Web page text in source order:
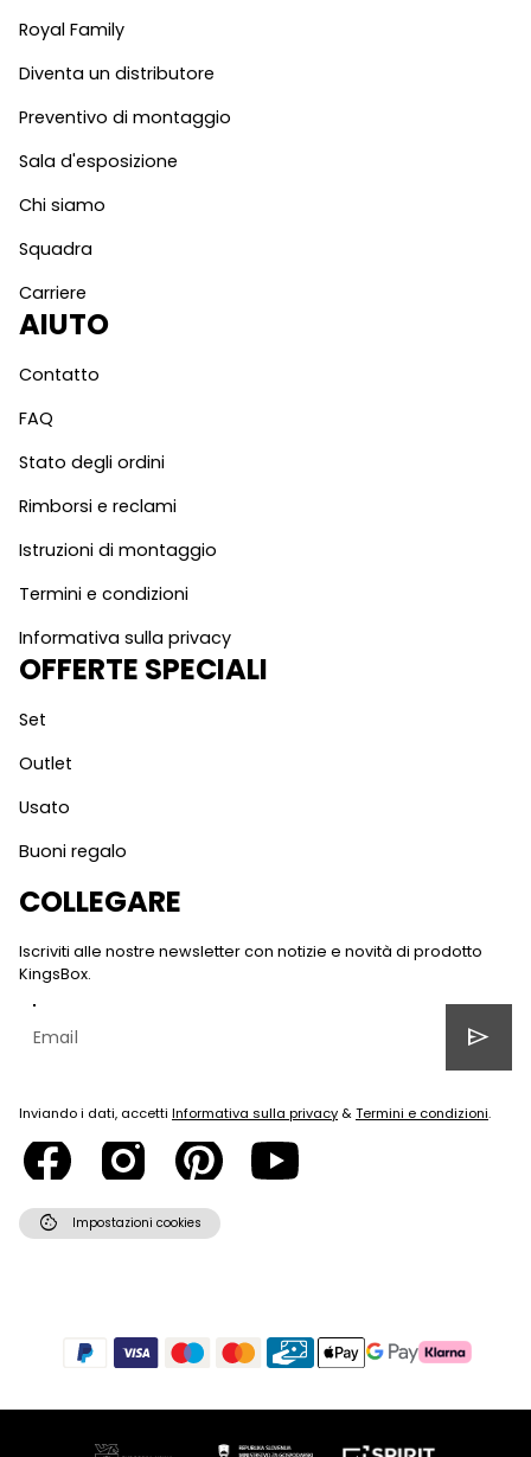
Royal Family
Diventa un distributore
Preventivo di montaggio
Sala d'esposizione
Chi siamo
Squadra
Carriere
AIUTO
Contatto
FAQ
Stato degli ordini
Rimborsi e reclami
Istruzioni di montaggio
Termini e condizioni
Informativa sulla privacy
OFFERTE SPECIALI
Set
Outlet
Usato
Buoni regalo
COLLEGARE
Iscriviti alle nostre newsletter con notizie e novità di prodotto
KingsBox.
send
Inviando i dati, accetti Informativa sulla privacy &Termini e condizioni.
cookie Impostazioni cookies